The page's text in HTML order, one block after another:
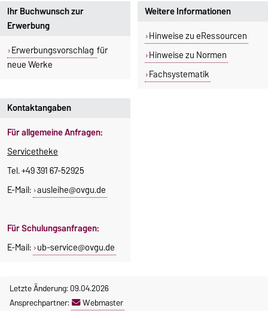
Weitere Informationen
Hinweise zu eRessourcen
Hinweise zu Normen
Fachsystematik
Ihr Buchwunsch zur
Erwerbung
Erwerbungsvorschlag für
neue Werke
Kontaktangaben
Für allgemeine Anfragen:
Servicetheke
Tel. +49 391 67-52925
E-Mail: ausleihe@ovgu.de
Für Schulungsanfragen:
E-Mail: ub-service@ovgu.de
Letzte Änderung: 09.04.2026
Ansprechpartner:
Webmaster